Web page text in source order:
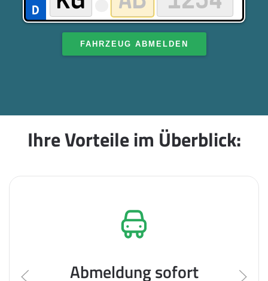
FAHRZEUG ABMELDEN
Ihre Vorteile im Überblick:
Abmeldung sofort